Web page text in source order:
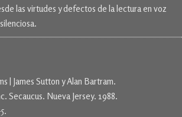
las virtudes y defectos de la lectura en voz
| James Sutton y Alan Bartram.
Secaucus. Nueva Jersey. 1988.